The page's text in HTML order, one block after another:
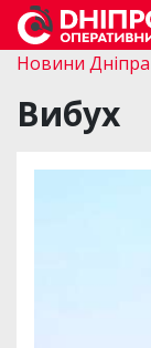
Новини Дніпра
Вибух